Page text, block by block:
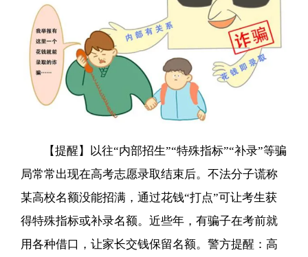
【提醒】以往“内部招生”“特殊指标”“补录”等骗
局常常出现在高考志愿录取结束后。不法分子谎称
某高校名额没能招满，通过花钱“打点”可让考生获
得特殊指标或补录名额。近些年，有骗子在考前就
用各种借口，让家长交钱保留名额。警方提醒：高